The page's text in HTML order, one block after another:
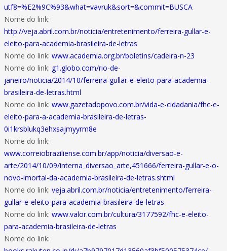
utf8=%E2%9C%93&what=vavruk&sort=&commit=BUSCA
Nome do link:
http://veja.abril.com.br/noticia/entretenimento/ferreira-gullar-e-
eleito-para-academia-brasileira-de-letras
Nome do link: www.academia.org.br/boletins/cadeira-n-23
Nome do link: g1.globo.com/rio-de-
janeiro/noticia/2014/10/ferreira-gullar-e-eleito-para-academia-
brasileira-de-letras.html
Nome do link: www.gazetadopovo.com.br/vida-e-cidadania/fhc-e-
eleito-para-a-academia-brasileira-de-letras-
0i1krsblukq3ehxsajmyyrm8e
Nome do link:
www.correiobraziliense.com.br/app/noticia/diversao-e-
arte/2014/10/09/interna_diversao_arte,451666/ferreira-gullar-e-o-
novo-imortal-da-academia-brasileira-de-letras.shtml
Nome do link: veja.abril.com.br/noticia/entretenimento/ferreira-
gullar-e-eleito-para-academia-brasileira-de-letras
Nome do link: www.valor.com.br/cultura/3177592/fhc-e-eleito-
para-academia-brasileira-de-letras
Nome do link: